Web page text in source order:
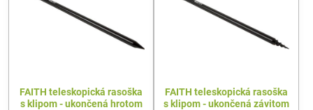
FAITH teleskopická rasoška
s klipom - ukončená hrotom
FAITH teleskopická rasoška
s klipom - ukončená závitom